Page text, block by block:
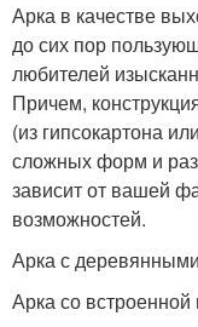
Арка в качестве
до сих пор
любителей
Причем,
(из гипсокартона
сложных форм и
зависит от вашей
возможностей.
Арка с
Арка со встроенной